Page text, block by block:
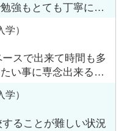
強もとても丁寧に教
学）
スで出来て時間も多
い事に専念出来る点
学）
ることが難しい状況